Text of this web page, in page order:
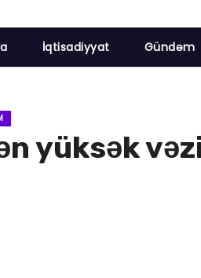
İqtisadiyyat Gündəm
yüksək